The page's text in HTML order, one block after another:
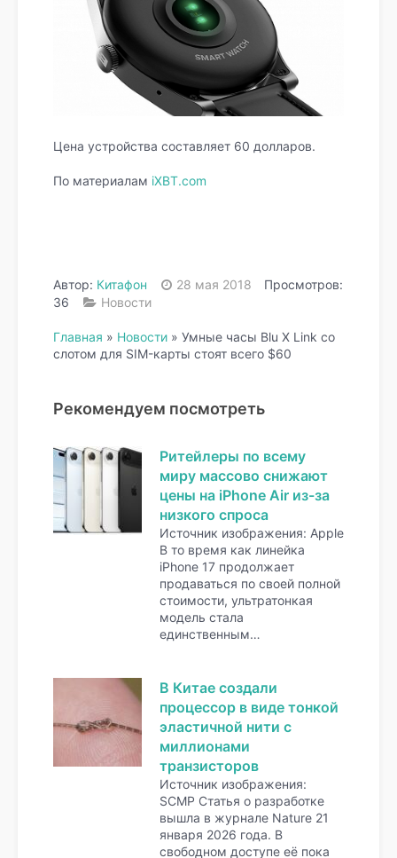
Цена устройства составляет 60 долларов.
По материалам iXBT.com
Автор: Китафон 28 мая 2018
Просмотров:
36
Новости
Главная » Новости » Умные часы Blu X Link со
слотом для SIM-карты стоят всего $60
Рекомендуем посмотреть
Ритейлеры по всему
миру массово снижают
цены на iPhone Air из-за
низкого спроса
Источник изображения: Apple
В то время как линейка
iPhone 17 продолжает
продаваться по своей полной
стоимости, ультратонкая
модель стала
единственным…
В Китае создали
процессор в виде тонкой
эластичной нити с
миллионами
транзисторов
Источник изображения:
SCMP Статья о разработке
вышла в журнале Nature 21
января 2026 года. В
свободном доступе её пока